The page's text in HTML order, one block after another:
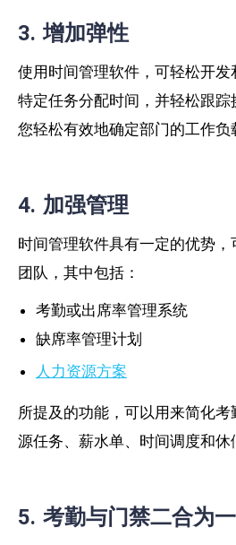
3. 增加弹性
使用时间管理软件，可轻松开
特定任务分配时间，并轻松跟
您轻松有效地确定部门的工作负
4. 加强管理
时间管理软件具有一定的优势
团队，其中包括：
考勤或出席率管理系统
缺席率管理计划
人力资源方案
所提及的功能，可以用来简化
源任务、薪水单、时间调度和休
5. 考勤与门禁二合为